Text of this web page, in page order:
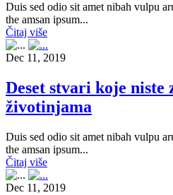
Duis sed odio sit amet nibah vulpu
the amsan ipsum...
Čitaj više
Dec 11, 2019
Deset stvari koje niste
životinjama
Duis sed odio sit amet nibah vulpu
the amsan ipsum...
Čitaj više
Dec 11, 2019